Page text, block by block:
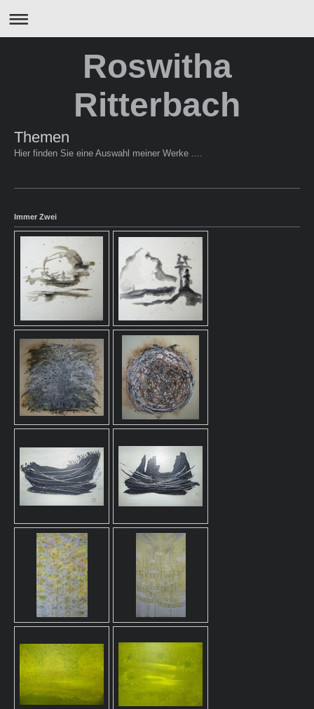
Roswitha
Ritterbach
Themen
Hier finden Sie eine Auswahl meiner Werke ....
Immer Zwei